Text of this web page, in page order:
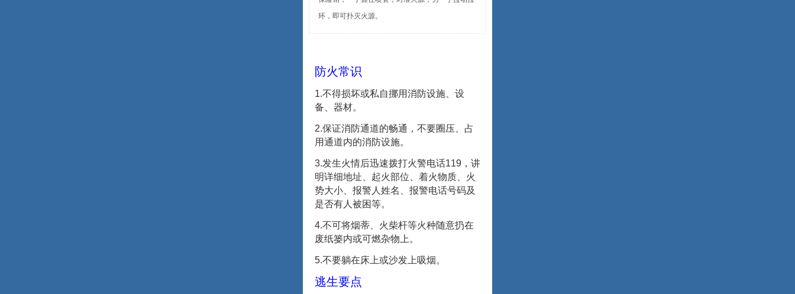
环，即可扑灭火源。
防火常识
1.不得损坏或私自挪用消防设施、设
备、器材。
2.保证消防通道的畅通，不要圈压、占
用通道内的消防设施。
3.发生火情后迅速拨打火警电话119 ，讲
明详细地址、起火部位、着火物质、火
势大小、报警人姓名、报警电话号码及
是否有人被困等。
4.不可将烟蒂、火柴杆等火种随意扔在
废纸篓内或可燃杂物上。
5.不要躺在床上或沙发上吸烟。
逃生要点